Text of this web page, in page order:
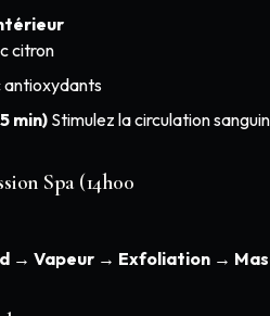
citron
antioxydants
min)Stimulez la circulation
Spa (14h00
→ Vapeur → Exfoliation →